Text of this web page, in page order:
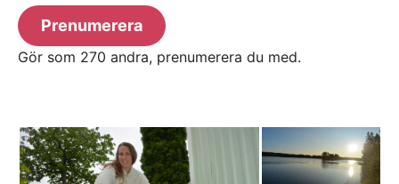
Prenumerera
Gör som 270 andra, prenumerera du med.